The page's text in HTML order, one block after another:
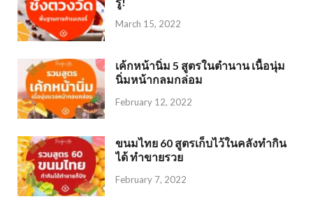
March 15, 2022
เค้กหน้านิ่ม 5 สูตรในตำนาน เนื้อนุ่ม
นิ่มหน้ากลมกล่อม
February 12, 2022
ขนมไทย 60 สูตรเก็บไว้ในคลังทำกิน
ได้ ทำขายรวย
February 7, 2022